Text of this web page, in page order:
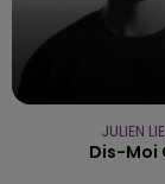
JULIEN
Dis-Moi